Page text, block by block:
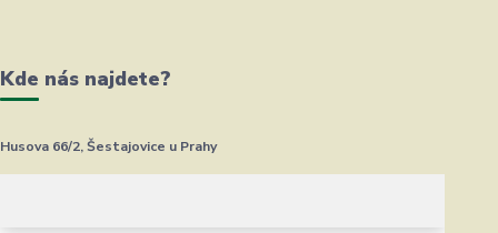
Kde nás najdete?
Husova 66/2, Šestajovice u Prahy